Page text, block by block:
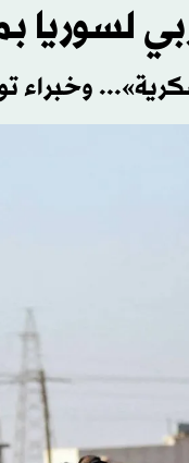
وخبراء